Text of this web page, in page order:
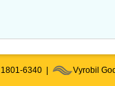
1801-6340 | Vyrobil